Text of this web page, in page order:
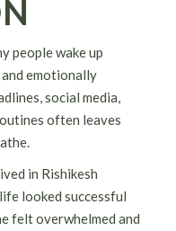
people wake up
emotionally
social media,
often leaves
in Rishikesh
looked successful
felt overwhelmed and